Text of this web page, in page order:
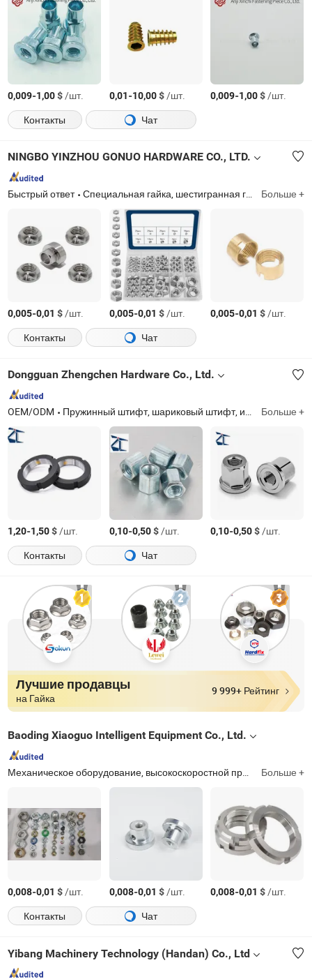
0,009-1,00$/шт. 0,01-10,00$/шт. 0,009-1,00$/шт.
Контакты
Чат
NINGBO YINZHOU GONUO HARDWARE CO., LTD.
Быстрый ответ Специальная гайка, шестигранная гайка, гайка из нержавеющей стали, стопорная гайка, гайка Больше +
0,005-0,01 $/шт. 0,005-0,01 $/шт. 0,005-0,01 $/шт.
Контакты
Чат
Dongguan Zhengchen Hardware Co., Ltd.
OEM/ODM Пружинный штифт, шариковый штифт, индексирующий штифт, шариковый фиксатор, шариковый передатчик, винт, гайка, шайба, фиксированный винт, штифт Больше +
1,20-1,50$/шт. 0,10-0,50$/шт. 0,10-0,50$/шт.
Контакты
Чат
Лучшие продавцы
на Гайка
9 999+ Рейтинг
Baoding Xiaoguo Intelligent Equipment Co., Ltd.
Механическое оборудование, высокоскоростной пресс, штамповочная оснастка Больше +
0,008-0,01 $/шт. 0,008-0,01 $/шт. 0,008-0,01 $/шт.
Контакты
Чат
Yibang Machinery Technology (Handan) Co., Ltd